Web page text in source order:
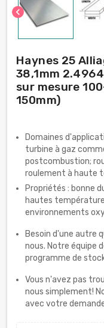
chevron_left
Haynes 25
38,1mm
sur mesure
150mm)
Domaines
turbine à gaz
postcombustion;
roulement à haute
Propriétés : bonne
hautes
environnements
Besoin d'une autre
nous. Notre équipe
programme de
Vous n'avez pas
nous simplement!
avec votre